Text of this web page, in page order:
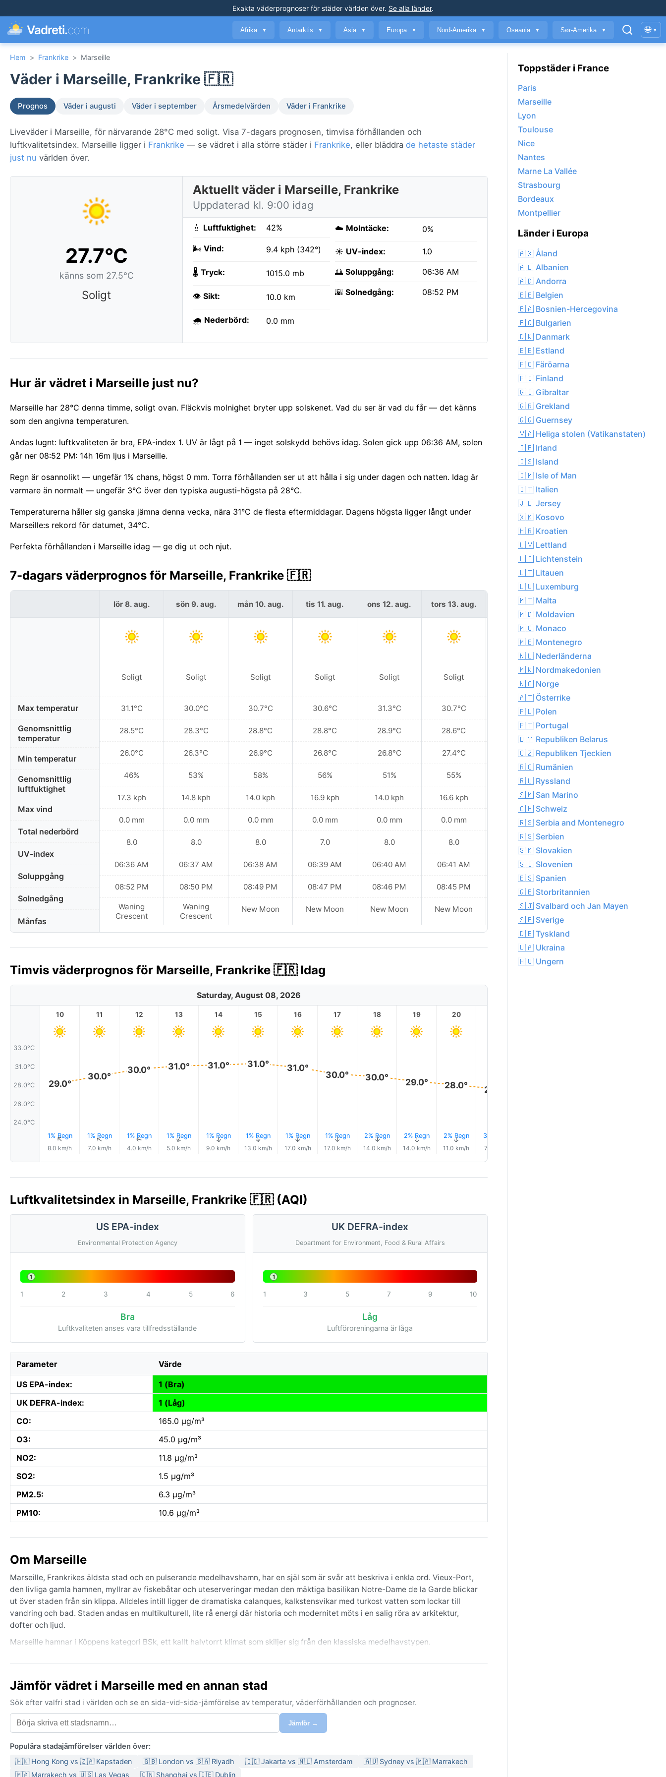
Exakta väderprognoser för städer världen över. Se alla länder.
Vadreti.com Afrika ▼ Antarktis ▼ Asia ▼ Europa ▼ Nord-Amerika ▼ Oseania ▼ Sør-Amerika ▼ 🌐 ▾
Hem > Frankrike > Marseille
Väder i Marseille, Frankrike 🇫🇷
Prognos Väder i augusti Väder i september Årsmedelvärden Väder i Frankrike
Liveväder i Marseille, för närvarande 28°C med soligt. Visa 7-dagars prognosen, timvisa förhållanden och
luftkvalitetsindex. Marseille ligger i Frankrike — se vädret i alla större städer i Frankrike, eller bläddra de hetaste städer
just nu världen över.
27.7°C
känns som 27.5°C
Soligt
Aktuellt väder i Marseille, Frankrike
Uppdaterad kl. 9:00 idag
💧 Luftfuktighet: 42%
🌬️ Vind: 9.4 kph (342°)
🌡️ Tryck: 1015.0 mb
👁️ Sikt: 10.0 km
🌧️ Nederbörd: 0.0 mm
☁️ Molntäcke: 0%
☀️ UV-index: 1.0
🌅 Soluppgång: 06:36 AM
🌇 Solnedgång: 08:52 PM
Hur är vädret i Marseille just nu?
Marseille har 28°C denna timme, soligt ovan. Fläckvis molnighet bryter upp solskenet. Vad du ser är vad du får — det känns
som den angivna temperaturen.
Andas lugnt: luftkvaliteten är bra, EPA-index 1. UV är lågt på 1 — inget solskydd behövs idag. Solen gick upp 06:36 AM, solen
går ner 08:52 PM: 14h 16m ljus i Marseille.
Regn är osannolikt — ungefär 1% chans, högst 0 mm. Torra förhållanden ser ut att hålla i sig under dagen och natten. Idag är
varmare än normalt — ungefär 3°C över den typiska augusti-högsta på 28°C.
Temperaturerna håller sig ganska jämna denna vecka, nära 31°C de flesta eftermiddagar. Dagens högsta ligger långt under
Marseille:s rekord för datumet, 34°C.
Perfekta förhållanden i Marseille idag — ge dig ut och njut.
7-dagars väderprognos för Marseille, Frankrike 🇫🇷
Max temperatur
Genomsnittlig
temperatur
Min temperatur
Genomsnittlig
luftfuktighet
Max vind
Total nederbörd
UV-index
Soluppgång
Solnedgång
Månfas
lör 8. aug.
Soligt
31.1°C
28.5°C
26.0°C
46%
17.3 kph
0.0 mm
8.0
06:36 AM
08:52 PM
Waning
Crescent
sön 9. aug.
Soligt
30.0°C
28.3°C
26.3°C
53%
14.8 kph
0.0 mm
8.0
06:37 AM
08:50 PM
Waning
Crescent
mån 10. aug.
Soligt
30.7°C
28.8°C
26.9°C
58%
14.0 kph
0.0 mm
8.0
06:38 AM
08:49 PM
New Moon
tis 11. aug.
Soligt
30.6°C
28.8°C
26.8°C
56%
16.9 kph
0.0 mm
7.0
06:39 AM
08:47 PM
New Moon
ons 12. aug.
Soligt
31.3°C
28.9°C
26.8°C
51%
14.0 kph
0.0 mm
8.0
06:40 AM
08:46 PM
New Moon
tors 13. aug.
Soligt
30.7°C
28.6°C
27.4°C
55%
16.6 kph
0.0 mm
8.0
06:41 AM
08:45 PM
New Moon
fre 14. aug.
30.5°C
28.3°C
26.7°C
61%
14.8 kph
0.0 mm
8.0
06:42 AM
08:43 PM
Waxing
Crescent
Timvis väderprognos för Marseille, Frankrike 🇫🇷 Idag
Saturday, August 08, 2026
33.0°C
31.0°C
28.0°C
26.0°C
24.0°C
10
29.0°
1% Regn
↑
8.0 km/h
11
30.0°
1% Regn
↑
7.0 km/h
12
30.0°
1% Regn
↑
4.0 km/h
13
31.0°
1% Regn
↑
5.0 km/h
14
31.0°
1% Regn
↑
9.0 km/h
15
31.0°
1% Regn
↑
13.0 km/h
16
31.0°
1% Regn
↑
17.0 km/h
17
30.0°
1% Regn
↑
17.0 km/h
18
30.0°
2% Regn
↑
14.0 km/h
19
29.0°
2% Regn
↑
14.0 km/h
20
28.0°
2% Regn
↑
11.0 km/h
28.0°
3% Regn
7.0 km/h
Luftkvalitetsindex in Marseille, Frankrike 🇫🇷 (AQI)
US EPA-index
Environmental Protection Agency
1
1 2 3 4 5 6
Bra
Luftkvaliteten anses vara tillfredsställande
UK DEFRA-index
Department for Environment, Food & Rural Affairs
1
1 3 5 7 9 10
Låg
Luftföroreningarna är låga
Parameter Värde
US EPA-index:
1 (Bra)
UK DEFRA-index:
1 (Låg)
CO:
165.0 µg/m³
O3:
45.0 µg/m³
NO2:
11.8 µg/m³
SO2:
1.5 µg/m³
PM2.5:
6.3 µg/m³
PM10:
10.6 µg/m³
Om Marseille
Marseille, Frankrikes äldsta stad och en pulserande medelhavshamn, har en själ som är svår att beskriva i enkla ord. Vieux-Port,
den livliga gamla hamnen, myllrar av fiskebåtar och uteserveringar medan den mäktiga basilikan Notre-Dame de la Garde blickar
ut över staden från sin klippa. Alldeles intill ligger de dramatiska calanques, kalkstensvikar med turkost vatten som lockar till
vandring och bad. Staden andas en multikulturell, lite rå energi där historia och modernitet möts i en salig röra av arkitektur,
dofter och ljud.
Marseille hamnar i Köppens kategori BSk, ett kallt halvtorrt klimat som skiljer sig från den klassiska medelhavstypen.
Jämför vädret i Marseille med en annan stad
Sök efter valfri stad i världen och se en sida-vid-sida-jämförelse av temperatur, väderförhållanden och prognoser.
Jämför →
Populära stadajämförelser världen över:
🇭🇰 Hong Kong vs 🇿🇦 Kapstaden 🇬🇧 London vs 🇸🇦 Riyadh 🇮🇩 Jakarta vs 🇳🇱 Amsterdam
🇦🇺 Sydney vs 🇲🇦 Marrakech
🇲🇦 Marrakech vs 🇺🇸 Las Vegas
🇨🇳 Shanghai vs 🇮🇪 Dublin
Toppstäder i France
Paris
Marseille
Lyon
Toulouse
Nice
Nantes
Marne La Vallée
Strasbourg
Bordeaux
Montpellier
Länder i Europa
🇦🇽 Åland
🇦🇱 Albanien
🇦🇩 Andorra
🇧🇪 Belgien
🇧🇦 Bosnien-Hercegovina
🇧🇬 Bulgarien
🇩🇰 Danmark
🇪🇪 Estland
🇫🇴 Färöarna
🇫🇮 Finland
🇬🇮 Gibraltar
🇬🇷 Grekland
🇬🇬 Guernsey
🇻🇦 Heliga stolen (Vatikanstaten)
🇮🇪 Irland
🇮🇸 Island
🇮🇲 Isle of Man
🇮🇹 Italien
🇯🇪 Jersey
🇽🇰 Kosovo
🇭🇷 Kroatien
🇱🇻 Lettland
🇱🇮 Lichtenstein
🇱🇹 Litauen
🇱🇺 Luxemburg
🇲🇹 Malta
🇲🇩 Moldavien
🇲🇨 Monaco
🇲🇪 Montenegro
🇳🇱 Nederländerna
🇲🇰 Nordmakedonien
🇳🇴 Norge
🇦🇹 Österrike
🇵🇱 Polen
🇵🇹 Portugal
🇧🇾 Republiken Belarus
🇨🇿 Republiken Tjeckien
🇷🇴 Rumänien
🇷🇺 Ryssland
🇸🇲 San Marino
🇨🇭 Schweiz
🇷🇸 Serbia and Montenegro
🇷🇸 Serbien
🇸🇰 Slovakien
🇸🇮 Slovenien
🇪🇸 Spanien
🇬🇧 Storbritannien
🇸🇯 Svalbard och Jan Mayen
🇸🇪 Sverige
🇩🇪 Tyskland
🇺🇦 Ukraina
🇭🇺 Ungern